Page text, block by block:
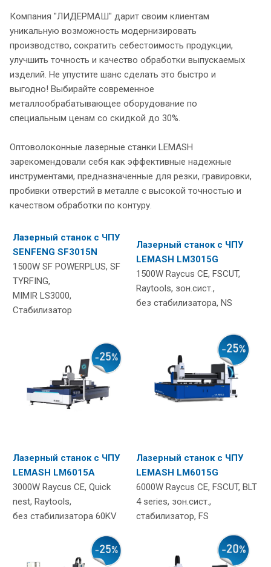
Компания "ЛИДЕРМАШ" дарит своим клиентам
уникальную возможность модернизировать
производство, сократить себестоимость продукции,
улучшить точность и качество обработки выпускаемых
изделий. Не упустите шанс сделать это быстро и
выгодно! Выбирайте современное
металлообрабатывающее оборудование по
специальным ценам со скидкой до 30%.
Оптоволоконные лазерные станки LEMASH
зарекомендовали себя как эффективные надежные
инструментами, предназначенные для резки, гравировки,
пробивки отверстий в металле с высокой точностью и
качеством обработки по контуру.
Лазерный станок с ЧПУ
SENFENG SF3015N
1500W SF POWERPLUS, SF
TYRFING,
MIMIR LS3000,
Стабилизатор
Лазерный станок с ЧПУ
LEMASH LM3015G
1500W Raycus CE, FSCUT,
Raytools, зон.сист.,
без cтабилизатора, NS
Лазерный станок с ЧПУ
LEMASH LM6015A
3000W Raycus CE, Quick
nest, Raytools,
без стабилизатора 60KV
Лазерный станок с ЧПУ
LEMASH LM6015G
6000W Raycus CE, FSCUT, BLT
4 series, зон.сист.,
cтабилизатор, FS